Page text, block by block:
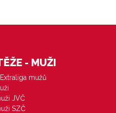
- MUŽI
mužů
JVČ
SZČ